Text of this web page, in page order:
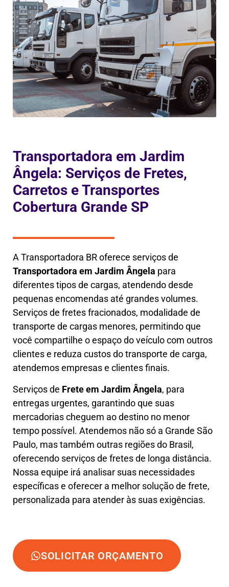
Transportadora em Jardim
Ângela: Serviços de Fretes,
Carretos e Transportes
Cobertura Grande SP
A Transportadora BR oferece serviços de
Transportadora em Jardim Ângela para
diferentes tipos de cargas, atendendo desde
pequenas encomendas até grandes volumes.
Serviços de fretes fracionados, modalidade de
transporte de cargas menores, permitindo que
você compartilhe o espaço do veículo com outros
clientes e reduza custos do transporte de carga,
atendemos empresas e clientes finais.
Serviços de Frete em Jardim Ângela, para
entregas urgentes, garantindo que suas
mercadorias cheguem ao destino no menor
tempo possível. Atendemos não só a Grande São
Paulo, mas também outras regiões do Brasil,
oferecendo serviços de fretes de longa distância.
Nossa equipe irá analisar suas necessidades
específicas e oferecer a melhor solução de frete,
personalizada para atender às suas exigências.
SOLICITAR ORÇAMENTO